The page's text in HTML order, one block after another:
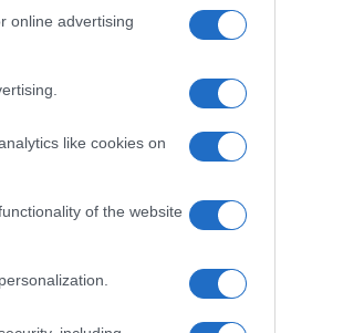
online advertising
like cookies on
of the website
εξπρές – Τι